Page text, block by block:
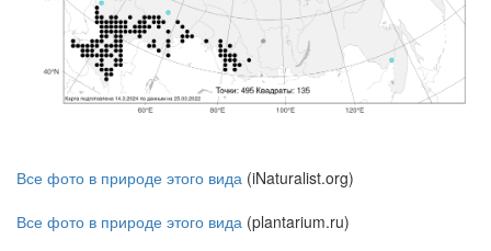
Все фото в природе этого вида (iNaturalist.org)
Все фото в природе этого вида (plantarium.ru)